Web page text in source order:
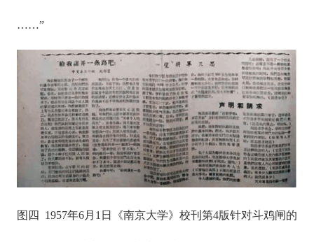
……”
图四 1957年6月1日《南京大学》校刊第4版针对斗鸡闸的